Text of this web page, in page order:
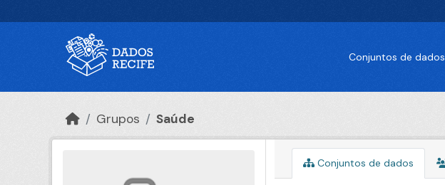
Conjuntos de dados
Grupos Saúde
Conjuntos de dados